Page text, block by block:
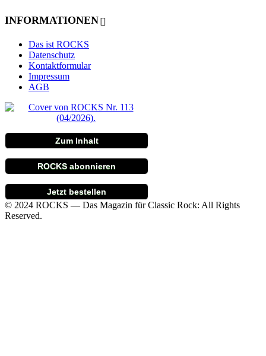
INFORMATIONEN
Das ist ROCKS
Datenschutz
Kontaktformular
Impressum
AGB
Zum Inhalt
ROCKS abonnieren
Jetzt bestellen
© 2024 ROCKS — Das Magazin für Classic Rock: All Rights
Reserved.